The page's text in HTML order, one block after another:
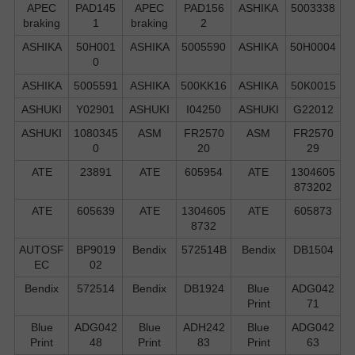
APEC
braking
PAD145
1
APEC
braking
PAD156
2
ASHIKA 5003338
ASHIKA
50H001
0
ASHIKA 5005590 ASHIKA 50H0004
ASHIKA 5005591 ASHIKA 500KK16 ASHIKA
50K0015
ASHUKI
Y02901 ASHUKI I04250 ASHUKI
G22012
ASHUKI
1080345
0
ASM
FR2570
20
ASM
FR2570
29
ATE
23891 ATE 605954 ATE
1304605
873202
ATE
605639 ATE
1304605
8732
ATE 605873
AUTOSF
EC
BP9019
02
Bendix 572514B Bendix DB1504
Bendix 572514 Bendix DB1924
Blue
Print
ADG042
71
Blue
Print
ADG042
48
Blue
Print
ADH242
83
Blue
Print
ADG042
63